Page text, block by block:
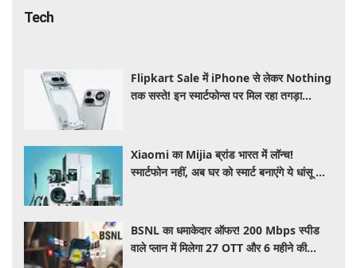
Tech
Flipkart Sale में iPhone से लेकर Nothing
तक सस्ते! इन स्मार्टफोन्स पर मिल रहा तगड़ा
Xiaomi का Mijia ब्रांड भारत में लॉन्च!
स्मार्टफोन नहीं, अब घर को स्मार्ट बनाएंगे ये धांसू होम
BSNL का धमाकेदार ऑफर! 200 Mbps स्पीड
वाले प्लान में मिलेगा 27 OTT और 6 महीने की